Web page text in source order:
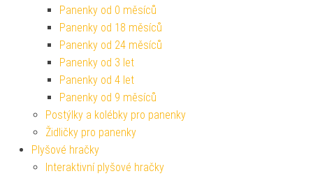
Panenky od 0 měsíců
Panenky od 18 měsíců
Panenky od 24 měsíců
Panenky od 3 let
Panenky od 4 let
Panenky od 9 měsíců
Postýlky a kolébky pro panenky
Židličky pro panenky
Plyšové hračky
Interaktivní plyšové hračky